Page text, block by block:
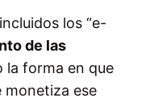
los “e-
de las
la forma en que
monetiza ese